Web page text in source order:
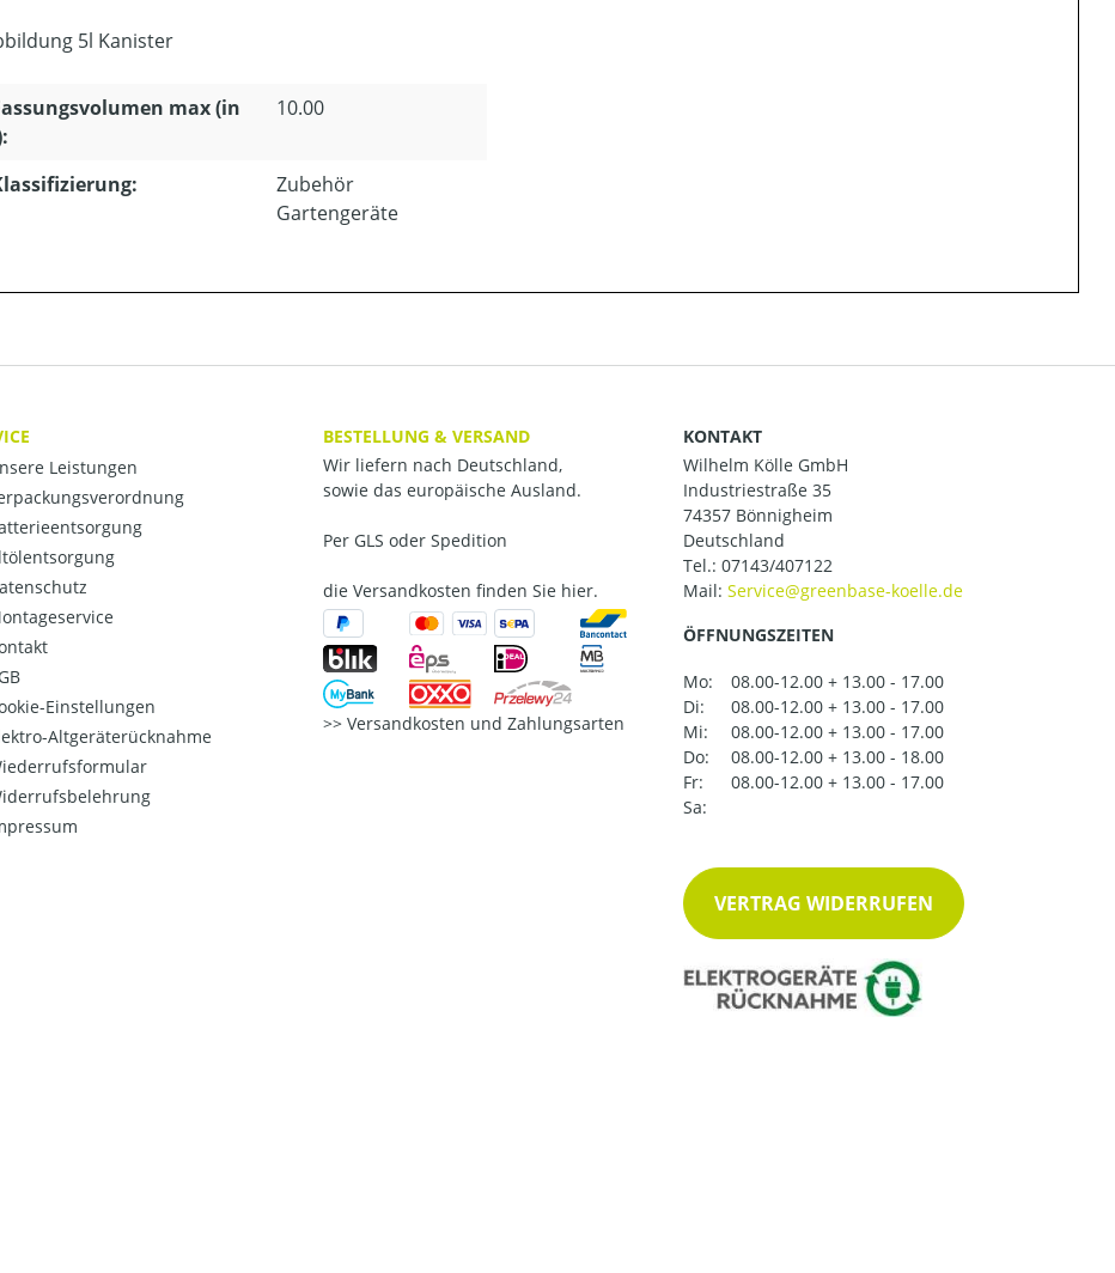
5l Kanister
max (in
10.00
Zubehör
Gartengeräte
Leistungen
Einstellungen
Altgeräterücknahme
BESTELLUNG & VERSAND
Wir liefern nach Deutschland,
sowie das europäische Ausland.
Per GLS oder Spedition
die Versandkosten finden Sie hier.
Versandkosten und Zahlungsarten
KONTAKT
Wilhelm Kölle GmbH
Industriestraße 35
74357 Bönnigheim
Deutschland
Tel.: 07143/407122
Mail:
ÖFFNUNGSZEITEN
Mo:
08.00-12.00 + 13.00 - 17.00
Di:
08.00-12.00 + 13.00 - 17.00
Mi:
08.00-12.00 + 13.00 - 17.00
Do:
08.00-12.00 + 13.00 - 18.00
Fr:
08.00-12.00 + 13.00 - 17.00
Sa:
VERTRAG WIDERRUFEN